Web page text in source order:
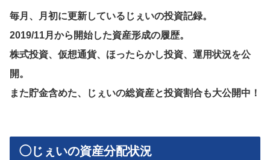
毎月、月初に更新しているじぇいの投資記録。
2019/11月から開始した資産形成の履歴。
株式投資、仮想通貨、ほったらかし投資、運用状況を公
開。
また貯金含めた、じぇいの総資産と投資割合も大公開中！
◯じぇいの資産分配状況